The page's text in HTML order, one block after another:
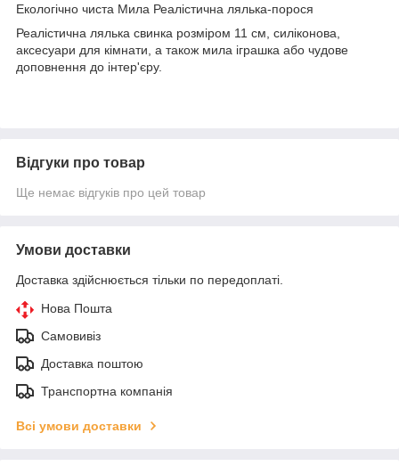
Екологічно чиста Мила Реалістична лялька-порося
Реалістична лялька свинка розміром 11 см, силіконова,
аксесуари для кімнати, а також мила іграшка або чудове
доповнення до інтер'єру.
Відгуки про товар
Ще немає відгуків про цей товар
Умови доставки
Доставка здійснюється тільки по передоплаті.
Нова Пошта
Самовивіз
Доставка поштою
Транспортна компанія
Всі умови доставки